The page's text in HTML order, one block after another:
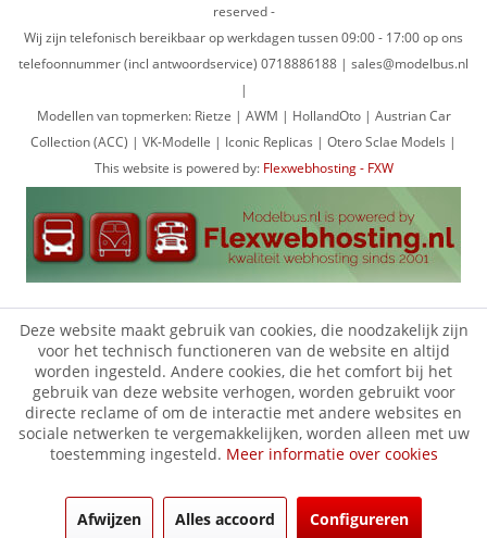
reserved -
Wij zijn telefonisch bereikbaar op werkdagen tussen 09:00 - 17:00 op ons
telefoonnummer (incl antwoordservice) 0718886188 | sales@modelbus.nl
|
Modellen van topmerken: Rietze | AWM | HollandOto | Austrian Car
Collection (ACC) | VK-Modelle | Iconic Replicas | Otero Sclae Models |
This website is powered by: Flexwebhosting - FXW
Deze website maakt gebruik van cookies, die noodzakelijk zijn
voor het technisch functioneren van de website en altijd
worden ingesteld. Andere cookies, die het comfort bij het
gebruik van deze website verhogen, worden gebruikt voor
directe reclame of om de interactie met andere websites en
sociale netwerken te vergemakkelijken, worden alleen met uw
toestemming ingesteld. Meer informatie over cookies
Afwijzen Alles accoord Configureren